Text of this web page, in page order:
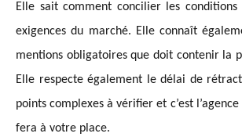
Elle sait comment concilier les
exigences du marché. Elleconnaît
mentions obligatoires que doit contenir la
Elle respecte également le délai de
points complexes à vérifier et c’est
fera à votre place.